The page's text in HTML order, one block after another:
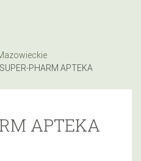
SUPER-PHARM APTEKA
APTEKA